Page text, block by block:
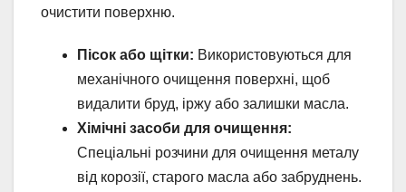
очистити поверхню.
Пісок або щітки: Використовуються для
механічного очищення поверхні, щоб
видалити бруд, іржу або залишки масла.
Хімічні засоби для очищення:
Спеціальні розчини для очищення металу
від корозії, старого масла або забруднень.